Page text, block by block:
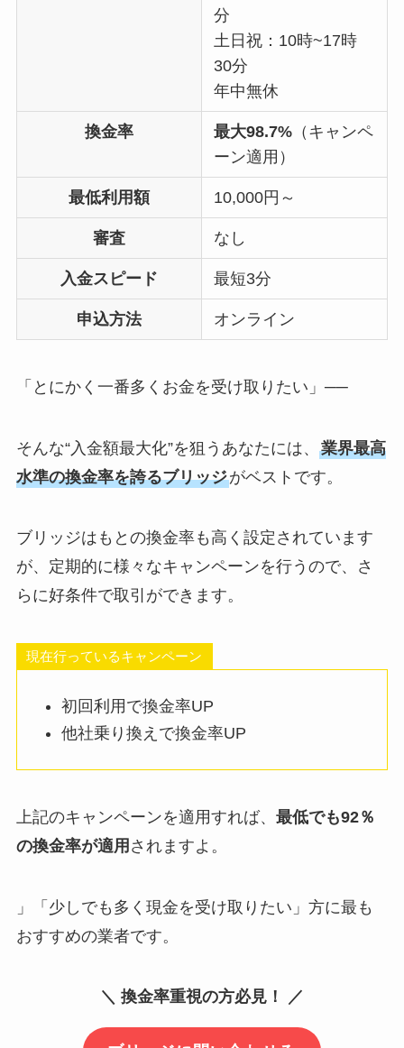
分
土日祝：10時~17時
30分
年中無休
換金率 最大98.7% （キャンペ
ーン適用）
最低利用額 10,000円～
審査 なし
入金スピード 最短3分
申込方法 オンライン
「とにかく一番多くお金を受け取りたい」──
そんな“入金額最大化”を狙うあなたには、 業界最高
水準の換金率を誇るブリッジがベストです。
ブリッジはもとの換金率も高く設定されています
が、定期的に様々なキャンペーンを行うので、さ
らに好条件で取引ができます。
現在行っているキャンペーン
初回利用で換金率UP
他社乗り換えで換金率UP
上記のキャンペーンを適用すれば、 最低でも92％
の換金率が適用 されますよ。
」「少しでも多く現金を受け取りたい」方に最も
おすすめの業者です。
＼ 換金率重視の方必見！ ／